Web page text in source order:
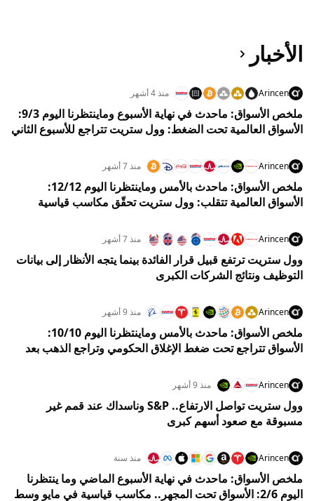
الأخبار
Arincen منذ 4 أشهر
ملخص الأسواق: ماحدث في نهاية الأسبوع وماينتظرنا اليوم 9/3:
الأسواق العالمية تحت الضغط: وول ستريت تتراجع للأسبوع الثاني
Arincen منذ 7 أشهر
ملخص الأسواق: ماحدث بالأمس وماينتظرنا اليوم 12/12:
الأسواق العالمية تتقلب: وول ستريت تحقّق مكاسب قياسية
Arincen منذ 7 أشهر
وول ستريت ترتفع قبيل قرار الفائدة بينما يتجه الأنظار إلى بيانات
التوظيف ونتائج الشركات الكبرى
Arincen منذ 9 أشهر
ملخص الأسواق: ماحدث بالأمس وماينتظرنا اليوم 10/10:
الأسواق تتراجع تحت ضغط الإغلاق الحكومي وتراجع الذهب بعد
Arincen منذ 9 أشهر
وول ستريت تواصل الارتفاع.. S&P وناسداك عند قمم غير
مسبوقة مع صعود أسهم كبرى
Arincen منذ سنة
ملخص الأسواق: ماحدث في نهاية الأسبوع الماضي وما ينتظرنا
اليوم 2/6: الأسواق تحت المجهر.. مكاسب قياسية في مايو وسط